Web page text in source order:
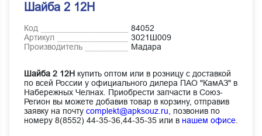
Шайба 2 12Н
Код
84052
Артикул
3021Ш009
Производитель
Мадара
Шайба 2 12Н купить оптом или в розницу с доставкой
по всей России у официального дилера ПАО "КамАЗ" в
Набережных Челнах. Приобрести запчасти в Союз-
Регион вы можете добавив товар в корзину, отправив
заявку на почту complekt@apksouz.ru,
позвонив по
номеру 8(8552) 44-35-36,44-35-35 или в нашем офисе